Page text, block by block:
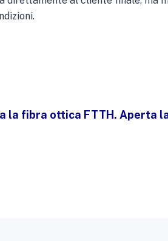
la fibra ottica FTTH. Aperta